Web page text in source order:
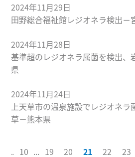
2024年11月29日
田野総合福祉館レジオネラ検出－
2024年11月28日
基準超のレジオネラ属菌を検出、
県
2024年11月24日
上天草市の温泉施設でレジオネ
草－熊本県
... 10 ... 19 20 21 22 23